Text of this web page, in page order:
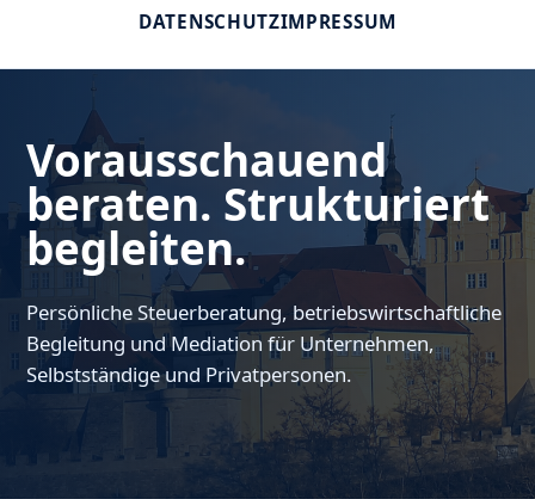
DATENSCHUTZIMPRESSUM
Vorausschauend
beraten. Strukturiert
begleiten.
Persönliche Steuerberatung, betriebswirtschaftliche
Begleitung und Mediation für Unternehmen,
Selbstständige und Privatpersonen.